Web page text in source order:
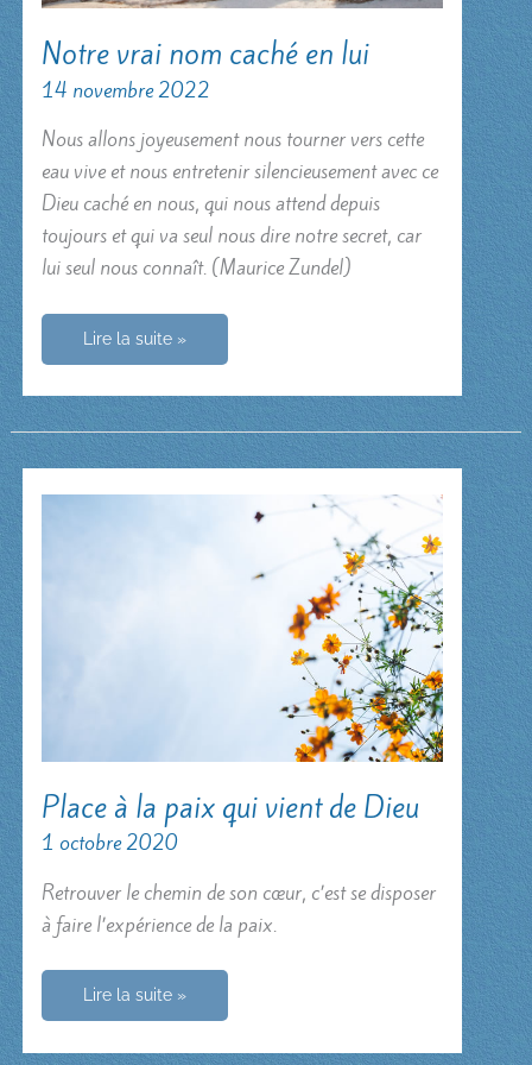
Notre vrai nom caché en lui
14 novembre 2022
Nous allons joyeusement nous tourner vers cette
eau vive et nous entretenir silencieusement avec ce
Dieu caché en nous, qui nous attend depuis
toujours et qui va seul nous dire notre secret, car
lui seul nous connaît. (Maurice Zundel)
Notre
nom
en
Lire la suite »
Place à la paix qui vient de Dieu
1 octobre 2020
Retrouver le chemin de son cœur, c’est se disposer
à faire l’expérience de la paix.
Place
la
qui
Lire la suite »